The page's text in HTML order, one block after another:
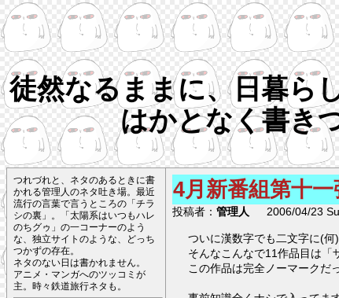
徒然なるままに、日暮ら
はかとなく書き
つれづれと、ネタのあるときに書
かれる管理人のネタ吐き場。最近
流行の言葉で言うところの「チラ
シの裏」。「太陽系はいつもハレ
のちグゥ」の一コーナーのよう
な、独立サイトのような、どっち
つかずの存在。
ネタのない日は書かれません。
アニメ・マンガへのツッコミが
主。時々鉄道旅行ネタも。
4月新番組第十
投稿者：管理人 2006/04/23
ついに漢数字でも二文字に(何)
そんなこんなで11作品目は「
この作品は完全ノーマークだ